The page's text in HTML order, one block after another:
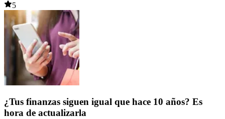
5
¿Tus finanzas siguen igual que hace 10 años? Es
hora de actualizarla